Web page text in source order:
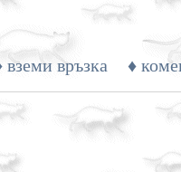
вземи връзка ♦